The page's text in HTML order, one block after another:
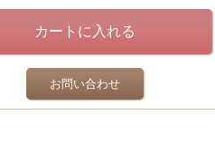
お問い合わせ